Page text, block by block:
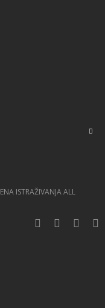
ISTRAŽIVANJA ALL